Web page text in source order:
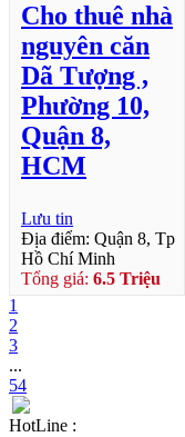
Cho thuê nhà
nguyên căn
Dã Tượng ,
Phường 10,
Quận 8,
HCM
Lưu tin
Địa điểm: Quận 8, Tp
Hồ Chí Minh
Tổng giá: 6.5 Triệu
1
2
3
...
54
HotLine :